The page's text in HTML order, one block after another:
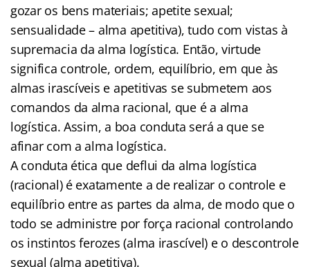
gozar os bens materiais; apetite sexual;
sensualidade – alma apetitiva), tudo com vistas à
supremacia da alma logística. Então, virtude
significa controle, ordem, equilíbrio, em que às
almas irascíveis e apetitivas se submetem aos
comandos da alma racional, que é a alma
logística. Assim, a boa conduta será a que se
afinar com a alma logística.
A conduta ética que deflui da alma logística
(racional) é exatamente a de realizar o controle e
equilíbrio entre as partes da alma, de modo que o
todo se administre por força racional controlando
os instintos ferozes (alma irascível) e o descontrole
sexual (alma apetitiva).